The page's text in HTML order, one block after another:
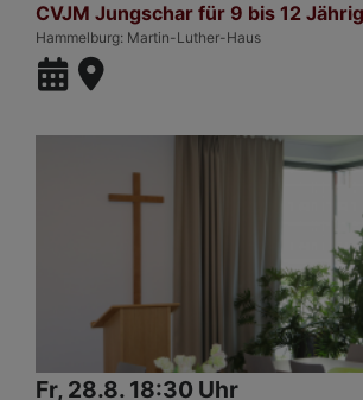
CVJM Jungschar für 9 bis 12
Hammelburg Martin-Luther-Haus
Fr, 28.8. 18:30 Uhr